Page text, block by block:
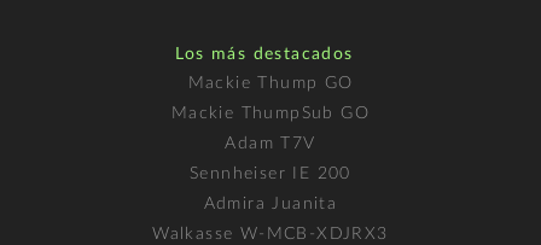
Los más destacados
Mackie Thump GO
Mackie ThumpSub GO
Adam T7V
Sennheiser IE 200
Admira Juanita
Walkasse W-MCB-XDJRX3